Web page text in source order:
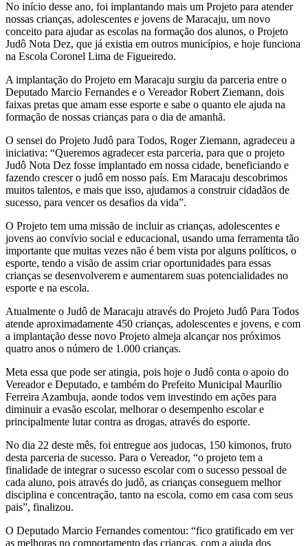
No início desse ano, foi implantando mais um Projeto para atender
nossas crianças, adolescentes e jovens de Maracaju, um novo
conceito para ajudar as escolas na formação dos alunos, o Projeto
Judô Nota Dez, que já existia em outros municípios, e hoje funciona
na Escola Coronel Lima de Figueiredo.
A implantação do Projeto em Maracaju surgiu da parceria entre o
Deputado Marcio Fernandes e o Vereador Robert Ziemann, dois
faixas pretas que amam esse esporte e sabe o quanto ele ajuda na
formação de nossas crianças para o dia de amanhã.
O sensei do Projeto Judô para Todos, Roger Ziemann, agradeceu a
iniciativa: “Queremos agradecer esta parceria, para que o projeto
Judô Nota Dez fosse implantado em nossa cidade, beneficiando e
fazendo crescer o judô em nosso país. Em Maracaju descobrimos
muitos talentos, e mais que isso, ajudamos a construir cidadãos de
sucesso, para vencer os desafios da vida”.
O Projeto tem uma missão de incluir as crianças, adolescentes e
jovens ao convívio social e educacional, usando uma ferramenta tão
importante que muitas vezes não é bem vista por alguns políticos, o
esporte, tendo a visão de assim criar oportunidades para essas
crianças se desenvolverem e aumentarem suas potencialidades no
esporte e na escola.
Atualmente o Judô de Maracaju através do Projeto Judô Para Todos
atende aproximadamente 450 crianças, adolescentes e jovens, e com
a implantação desse novo Projeto almeja alcançar nos próximos
quatro anos o número de 1.000 crianças.
Meta essa que pode ser atingia, pois hoje o Judô conta o apoio do
Vereador e Deputado, e também do Prefeito Municipal Maurílio
Ferreira Azambuja, aonde todos vem investindo em ações para
diminuir a evasão escolar, melhorar o desempenho escolar e
principalmente lutar contra as drogas, através do esporte.
No dia 22 deste mês, foi entregue aos judocas, 150 kimonos, fruto
desta parceria de sucesso. Para o Vereador, “o projeto tem a
finalidade de integrar o sucesso escolar com o sucesso pessoal de
cada aluno, pois através do judô, as crianças conseguem melhor
disciplina e concentração, tanto na escola, como em casa com seus
pais”, finalizou.
O Deputado Marcio Fernandes comentou: “fico gratificado em ver
as melhoras no comportamento das crianças, com a ajuda dos